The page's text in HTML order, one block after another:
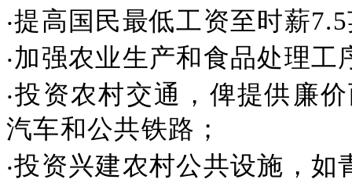
‧提高国民最低工资至时薪
‧加强农业生产和食品处理
‧投资农村交通，俾提供廉
汽车和公共铁路；
‧投资兴建农村公共设施，